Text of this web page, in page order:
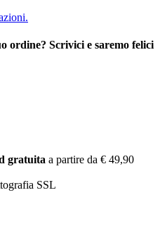
ordine? Scrivici e saremo felici
gratuita a partire da € 49,90
SSL